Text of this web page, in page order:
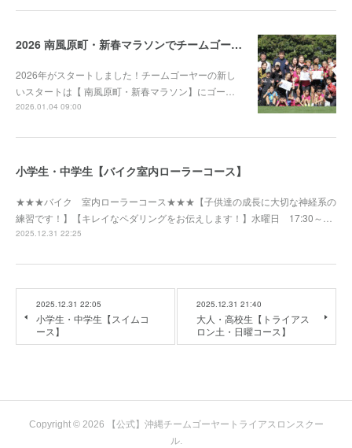
2026 南風原町・新春マラソンでチームゴーヤー大活躍！
2026年がスタートしました！チームゴーヤーの新し
いスタートは【 南風原町・新春マラソン】にゴー…
2026.01.04 09:00
小学生・中学生【バイク室内ローラーコース】
★★★バイク 室内ローラーコース★★★【子供達の成長に大切な神経系の
練習です！】【キレイなペダリングをお伝えします！】水曜日 17:30～…
2025.12.31 22:25
2025.12.31 22:05
小学生・中学生【スイムコ
ース】
2025.12.31 21:40
大人・高校生【トライアス
ロン土・日曜コース】
Copyright © 2026
【公式】沖縄チームゴーヤートライアスロンスクー
ル.